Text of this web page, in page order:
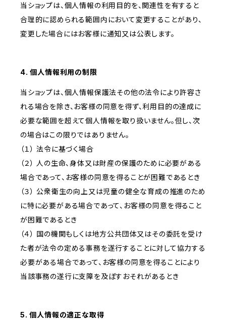
当ショップは、個人情報の利用目的を、関連性を有すると
合理的に認められる範囲内において変更することがあり、
変更した場合にはお客様に通知又は公表します。
4. 個人情報利用の制限
当ショップは、個人情報保護法その他の法令により許容さ
れる場合を除き、お客様の同意を得ず、利用目的の達成に
必要な範囲を超えて個人情報を取り扱いません。但し、次
の場合はこの限りではありません。
（１） 法令に基づく場合
（２） 人の生命、身体又は財産の保護のために必要がある
場合であって、お客様の同意を得ることが困難であるとき
（３） 公衆衛生の向上又は児童の健全な育成の推進のため
に特に必要がある場合であって、お客様の同意を得ること
が困難であるとき
（４） 国の機関もしくは地方公共団体又はその委託を受け
た者が法令の定める事務を遂行することに対して協力する
必要がある場合であって、お客様の同意を得ることにより
当該事務の遂行に支障を及ぼすおそれがあるとき
5. 個人情報の適正な取得